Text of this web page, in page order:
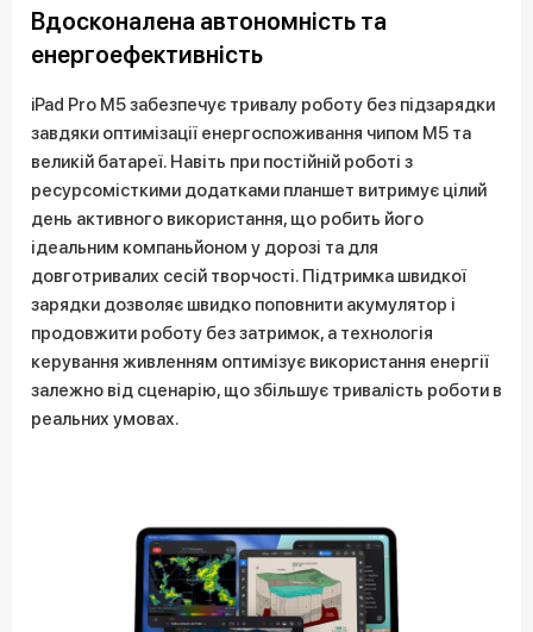
Вдосконалена автономність та
енергоефективність
iPad Pro M5 забезпечує тривалу роботу без підзарядки
завдяки оптимізації енергоспоживання чипом M5 та
великій батареї. Навіть при постійній роботі з
ресурсомісткими додатками планшет витримує цілий
день активного використання, що робить його
ідеальним компаньйоном у дорозі та для
довготривалих сесій творчості. Підтримка швидкої
зарядки дозволяє швидко поповнити акумулятор і
продовжити роботу без затримок, а технологія
керування живленням оптимізує використання енергії
залежно від сценарію, що збільшує тривалість роботи в
реальних умовах.